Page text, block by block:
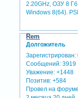
2.20GHz, ОЗУ 8
Windows 8(64).
Rem
Долгожитель
Зарегистрирован:
Сообщений: 3919
Уважение: +1448
Позитив: +584
Провел на